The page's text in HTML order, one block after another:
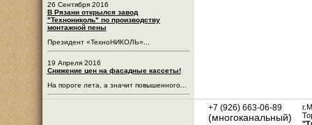
26 Сентября 2016
В Рязани открылся завод
"Технониколь" по производству
монтажной пены
Президент «ТехноНИКОЛЬ»...
19 Апреля 2016
Снижение цен на фасадные кассеты!
На пороге лета, а значит повышенного...
+7 (926) 663-06-89
(многоканальный)